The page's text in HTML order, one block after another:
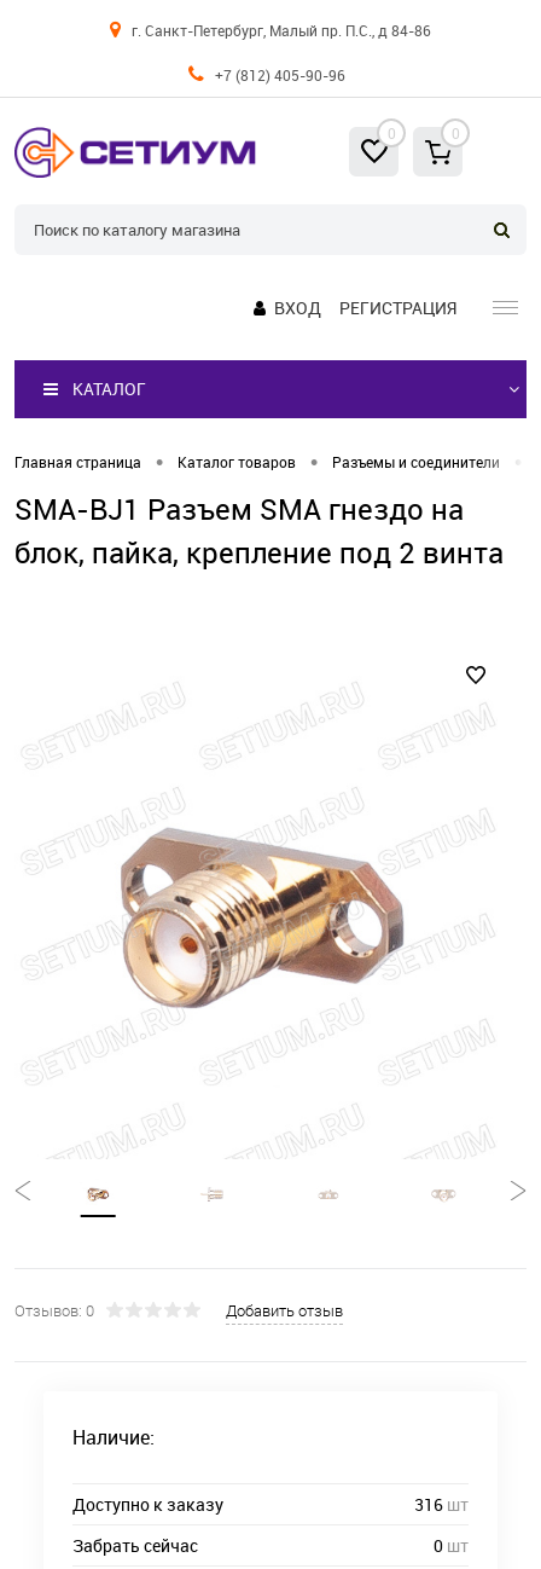
г. Санкт-Петербург, Малый пр. П.С., д 84-86
+7 (812) 405-90-96
0 0
ВХОД РЕГИСТРАЦИЯ
КАТАЛОГ
Главная страница • Каталог товаров • Разъемы и соединители
SMA-BJ1 Разъем SMA гнездо на
блок, пайка, крепление под 2 винта
Отзывов: 0 Добавить отзыв
Наличие:
Доступно к заказу 316 шт
Забрать сейчас
0 шт